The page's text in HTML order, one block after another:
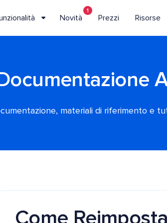
Novità
1
Prezzi Risorse
Documentazione
materiali di riferimento e
Come